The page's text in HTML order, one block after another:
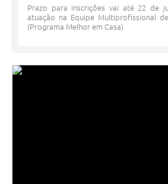
Prazo para inscrições vai até 22 de
atuação na Equipe Multiprofissional
(Programa Melhor em Casa)